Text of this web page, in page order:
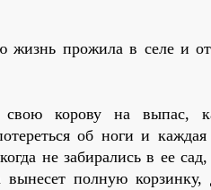
прожила в селе и
свою корову на выпас,
об ноги и
не забирались в ее
полную